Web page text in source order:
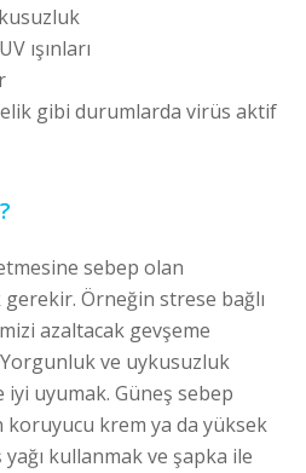
ışınları
gibi durumlarda virüs aktif
sebep olan
Örneğin strese bağlı
azaltacak gevşeme
ve uykusuzluk
uyumak. Güneş sebep
krem ya da yüksek
kullanmak ve şapka ile